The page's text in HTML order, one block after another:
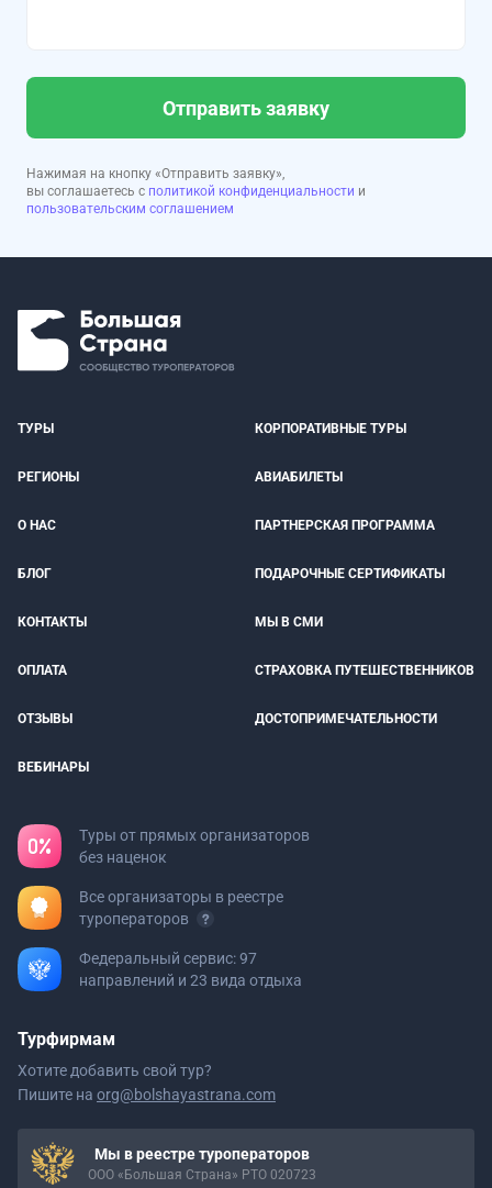
Отправить заявку
Нажимая на кнопку «Отправить заявку»,
вы соглашаетесь с политикой конфиденциальности и
пользовательским соглашением
ТУРЫ КОРПОРАТИВНЫЕ ТУРЫ
РЕГИОНЫ АВИАБИЛЕТЫ
О НАС ПАРТНЕРСКАЯ ПРОГРАММА
БЛОГ ПОДАРОЧНЫЕ СЕРТИФИКАТЫ
КОНТАКТЫ МЫ В СМИ
ОПЛАТА СТРАХОВКА ПУТЕШЕСТВЕННИКОВ
ОТЗЫВЫ ДОСТОПРИМЕЧАТЕЛЬНОСТИ
ВЕБИНАРЫ
Туры от прямых организаторов
без наценок
Все организаторы в реестре
туроператоров
Федеральный сервис: 97
направлений и 23 вида отдыха
Турфирмам
Хотите добавить свой тур?
Пишите на org@bolshayastrana.com
Мы в реестре туроператоров
ООО «Большая Страна» РТО 020723